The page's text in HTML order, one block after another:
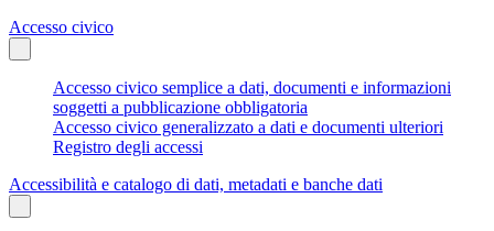
Accesso civico
Accesso civico semplice a dati, documenti e informazioni
soggetti a pubblicazione obbligatoria
Accesso civico generalizzato a dati e documenti ulteriori
Registro degli accessi
Accessibilità e catalogo di dati, metadati e banche dati